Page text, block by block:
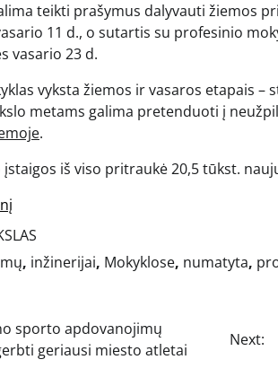
teikti prašymus dalyvauti žiemos
11 d., o sutartis su profesinio
vasario 23 d.
vyksta žiemos ir vasaros etapais
metams galima pretenduoti į
.
iš viso pritraukė 20,5 tūkst.
, inžinerijai, Mokyklose, numatyta,
sporto apdovanojimų
geriausi miesto atletai
Next: